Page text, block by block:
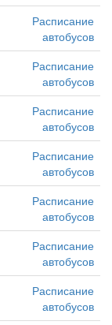
Расписание
автобусов
Расписание
автобусов
Расписание
автобусов
Расписание
автобусов
Расписание
автобусов
Расписание
автобусов
Расписание
автобусов